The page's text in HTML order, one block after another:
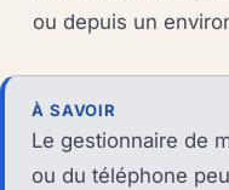
ou depuis un
À SAVOIR
Le gestionnaire de
ou du téléphone